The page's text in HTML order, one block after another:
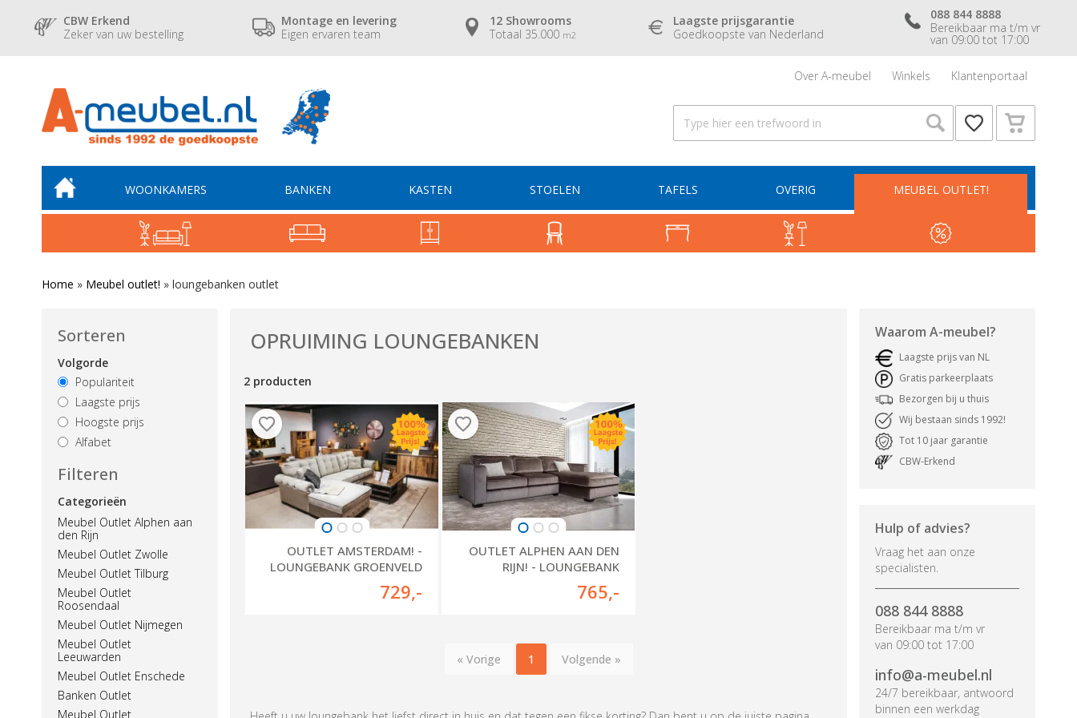
CBW Erkend
Zeker van uw bestelling
Montage en levering
Eigen ervaren team
12 Showrooms
Totaal 35.000 m2
Laagste prijsgarantie
Goedkoopste van Nederland
088 844 8888
Bereikbaar ma t/m vr
van 09:00 tot 17:00
Over A-meubel Winkels Klantenportaal
WOONKAMERS BANKEN KASTEN STOELEN TAFELS OVERIG MEUBEL OUTLET!
Home » Meubel outlet! » loungebanken outlet
Sorteren
Volgorde
Populariteit
Laagste prijs
Hoogste prijs
Alfabet
Filteren
Categorieën
Meubel Outlet Alphen aan
den Rijn
Meubel Outlet Zwolle
Meubel Outlet Tilburg
Meubel Outlet
Roosendaal
Meubel Outlet Nijmegen
Meubel Outlet
Leeuwarden
Meubel Outlet Enschede
Banken Outlet
Meubel Outlet
OPRUIMING LOUNGEBANKEN
2 producten
OUTLET AMSTERDAM! -
LOUNGEBANK GROENVELD
729,-
OUTLET ALPHEN AAN DEN
RIJN! - LOUNGEBANK
ENSCHEDE
765,-
« Vorige 1 Volgende »
Waarom A-meubel?
Laagste prijs van NL
Gratis parkeerplaats
Bezorgen bij u thuis
Wij bestaan sinds 1992!
Tot 10 jaar garantie
CBW-Erkend
Hulp of advies?
Vraag het aan onze
specialisten.
088 844 8888
Bereikbaar ma t/m vr
van 09:00 tot 17:00
info@a-meubel.nl
24/7 bereikbaar, antwoord
binnen een werkdag